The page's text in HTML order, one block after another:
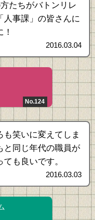
たちがバトンリレ
人事課」の皆さんに
2016.03.04
No.124
笑いに変えてしま
と同じ年代の職員が
も良いです。
2016.03.03